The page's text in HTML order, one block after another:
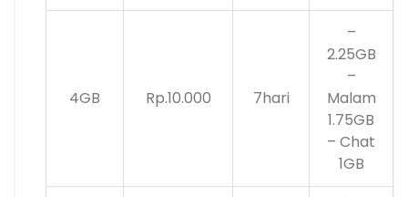
4GB Rp.10.000 7hari
–
2.25GB
–
Malam
1.75GB
– Chat
1GB